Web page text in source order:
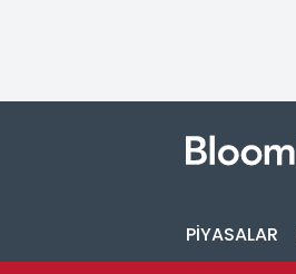
PİYASALAR